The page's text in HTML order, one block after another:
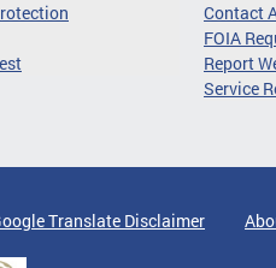
Contact
FOIA
Report
Service
Translate Disclaimer